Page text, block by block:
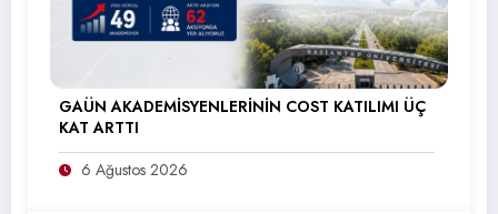
GAÜN AKADEMİSYENLERİNİN COST KATILIMI ÜÇ
KAT ARTTI
6 Ağustos 2026